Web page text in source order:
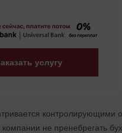
услугу
не пренебрегать